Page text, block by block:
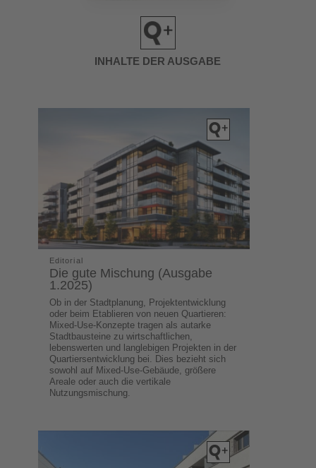
INHALTE DER AUSGABE
Editorial
Die gute Mischung (Ausgabe
1.2025)
Ob in der Stadtplanung, Projektentwicklung
oder beim Etablieren von neuen Quartieren:
Mixed-Use-Konzepte tragen als autarke
Stadtbausteine zu wirtschaftlichen,
lebenswerten und langlebigen Projekten in der
Quartiersentwicklung bei. Dies bezieht sich
sowohl auf Mixed-Use-Gebäude, größere
Areale oder auch die vertikale
Nutzungsmischung.